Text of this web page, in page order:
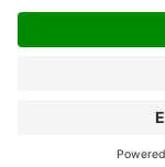
Versandkosten